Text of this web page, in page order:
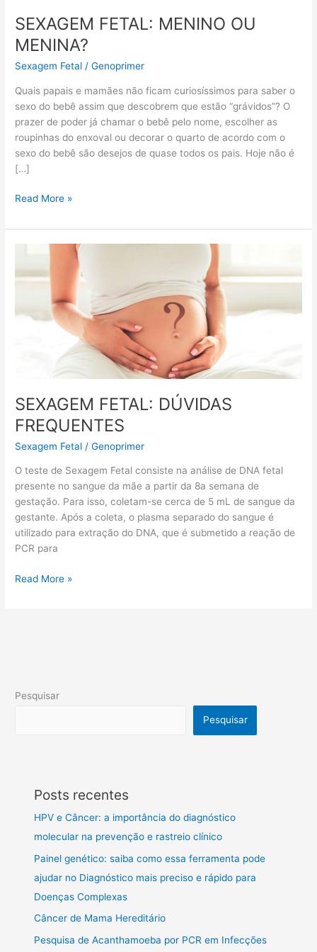
SEXAGEM FETAL: MENINO OU
MENINA?
Sexagem Fetal /Genoprimer
Quais papais e mamães não ficam curiosíssimos para saber o
sexo do bebê assim que descobrem que estão “grávidos”? O
prazer de poder já chamar o bebê pelo nome, escolher as
roupinhas do enxoval ou decorar o quarto de acordo com o
sexo do bebê são desejos de quase todos os pais. Hoje não é
[…]
Read More »
SEXAGEM FETAL: DÚVIDAS
FREQUENTES
Sexagem Fetal /Genoprimer
O teste de Sexagem Fetal consiste na análise de DNA fetal
presente no sangue da mãe a partir da 8a semana de
gestação. Para isso, coletam-se cerca de 5 mL de sangue da
gestante. Após a coleta, o plasma separado do sangue é
utilizado para extração do DNA, que é submetido a reação de
PCR para
DÚVIDAS
FREQUENTES
Read More »
Pesquisar
Pesquisar
Posts recentes
HPV e Câncer: a importância do diagnóstico
molecular na prevenção e rastreio clínico
Painel genético: saiba como essa ferramenta pode
ajudar no Diagnóstico mais preciso e rápido para
Doenças Complexas
Câncer de Mama Hereditário
Pesquisa de Acanthamoeba por PCR em Infecções